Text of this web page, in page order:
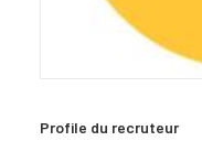
Profile du recruteur